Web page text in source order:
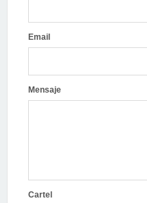
Email
Mensaje
Cartel